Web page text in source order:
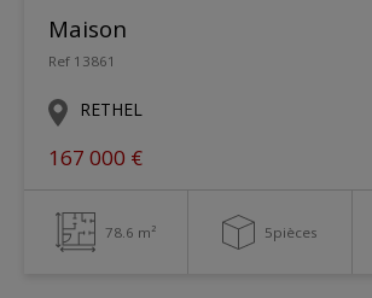
Maison
Ref 13861
RETHEL
167 000 €
78.6 m² 5pièces